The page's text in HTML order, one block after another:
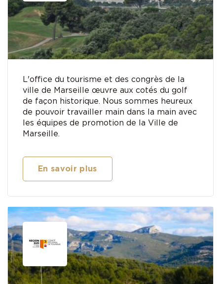
L'office du tourisme et des congrès de la
ville de Marseille œuvre aux cotés du golf
de façon historique. Nous sommes heureux
de pouvoir travailler main dans la main avec
les équipes de promotion de la Ville de
Marseille.
En savoir plus